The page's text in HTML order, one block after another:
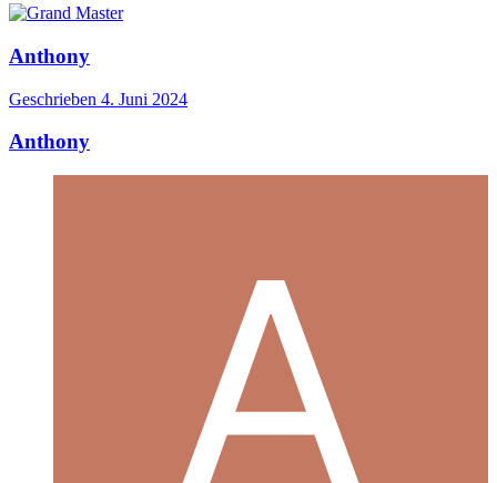
Anthony
Geschrieben 4. Juni 2024
Anthony